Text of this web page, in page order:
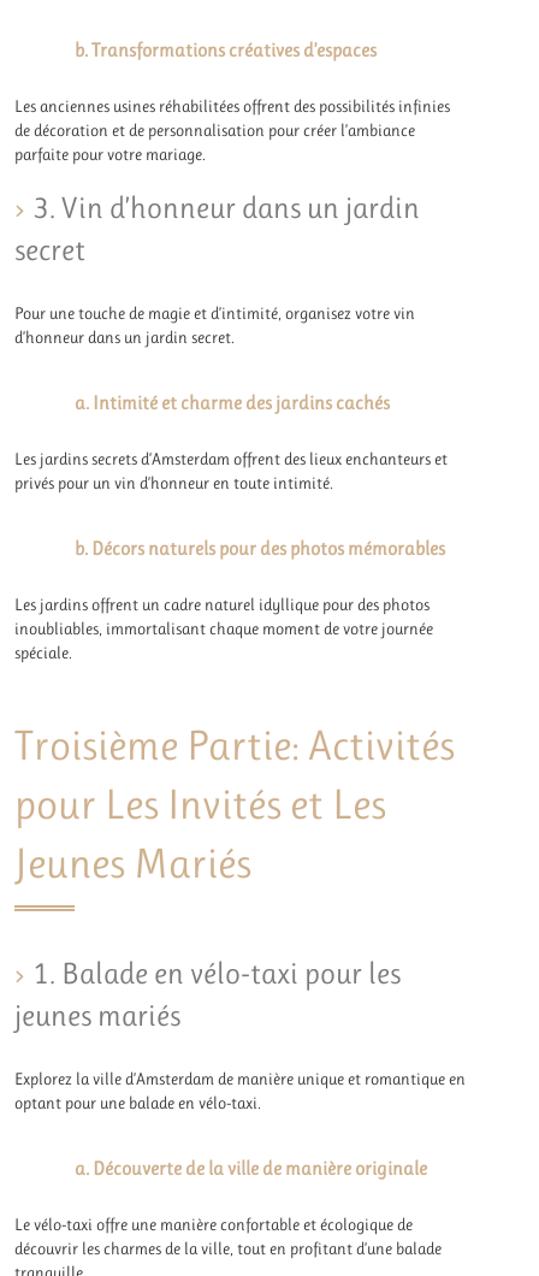
b. Transformations créatives d’espaces
Les anciennes usines réhabilitées offrent des possibilités infinies
de décoration et de personnalisation pour créer l’ambiance
parfaite pour votre mariage.
3. Vin d’honneur dans un jardin
secret
Pour une touche de magie et d’intimité, organisez votre vin
d’honneur dans un jardin secret.
a. Intimité et charme des jardins cachés
Les jardins secrets d’Amsterdam offrent des lieux enchanteurs et
privés pour un vin d’honneur en toute intimité.
b. Décors naturels pour des photos mémorables
Les jardins offrent un cadre naturel idyllique pour des photos
inoubliables, immortalisant chaque moment de votre journée
spéciale.
Troisième Partie: Activités
pour Les Invités et Les
Jeunes Mariés
1. Balade en vélo-taxi pour les
jeunes mariés
Explorez la ville d’Amsterdam de manière unique et romantique en
optant pour une balade en vélo-taxi.
a. Découverte de la ville de manière originale
Le vélo-taxi offre une manière confortable et écologique de
découvrir les charmes de la ville, tout en profitant d’une balade
tranquille.